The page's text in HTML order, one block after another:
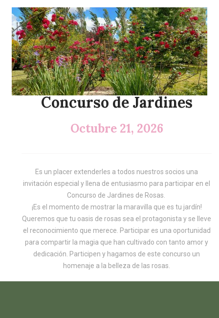
Concurso de Jardines
Octubre 21, 2026
Es un placer extenderles a todos nuestros socios una
invitación especial y llena de entusiasmo para participar en el
Concurso de Jardines de Rosas.
¡Es el momento de mostrar la maravilla que es tu jardín!
Queremos que tu oasis de rosas sea el protagonista y se lleve
el reconocimiento que merece. Participar es una oportunidad
para compartir la magia que han cultivado con tanto amor y
dedicación. Participen y hagamos de este concurso un
homenaje a la belleza de las rosas.